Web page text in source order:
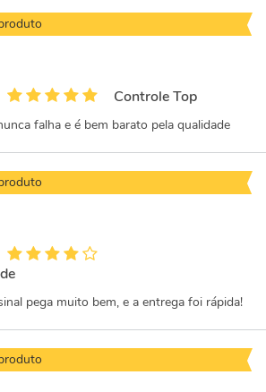
Controle Top
falha e é bem barato pela qualidade
pega muito bem, e a entrega foi rápida!